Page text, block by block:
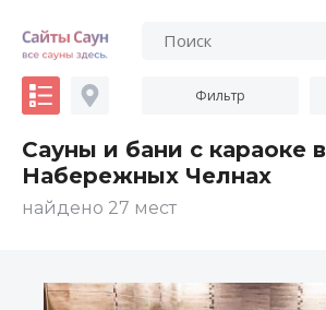
Фильтр
Сауны и бани с караоке в
Набережных Челнах
найдено 27 мест